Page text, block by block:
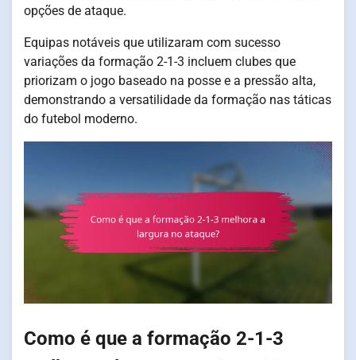
opções de ataque.
Equipas notáveis que utilizaram com sucesso
variações da formação 2-1-3 incluem clubes que
priorizam o jogo baseado na posse e a pressão alta,
demonstrando a versatilidade da formação nas táticas
do futebol moderno.
Como é que a formação 2-1-3